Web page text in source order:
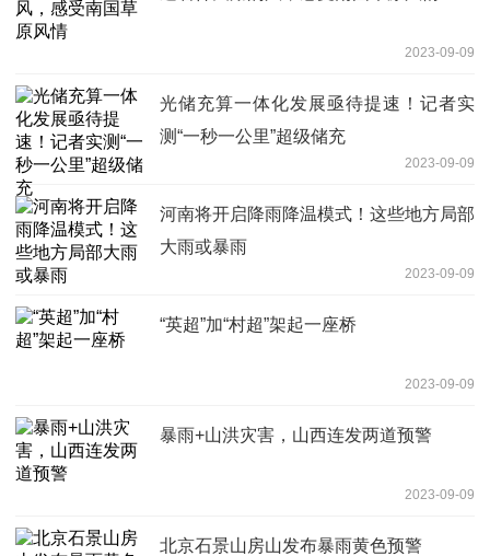
2023-09-09
光储充算一体化发展亟待提速！记者实
测“一秒一公里”超级储充
2023-09-09
河南将开启降雨降温模式！这些地方局部
大雨或暴雨
2023-09-09
“英超”加“村超”架起一座桥
2023-09-09
暴雨+山洪灾害，山西连发两道预警
2023-09-09
北京石景山房山发布暴雨黄色预警